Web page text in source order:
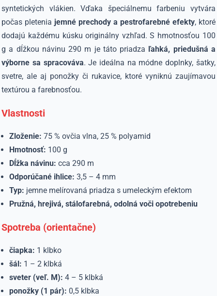
syntetických vlákien. Vďaka špeciálnemu farbeniu vytvára
počas pletenia jemné prechody a pestrofarebné efekty, ktoré
dodajú každému kúsku originálny vzhľad. S hmotnosťou 100
g a dĺžkou návinu 290 m je táto priadza ľahká, priedušná a
výborne sa spracováva. Je ideálna na módne doplnky, šatky,
svetre, ale aj ponožky či rukavice, ktoré vyniknú zaujímavou
textúrou a farebnosťou.
Vlastnosti
Zloženie: 75 % ovčia vlna, 25 % polyamid
Hmotnosť: 100 g
Dĺžka návinu: cca 290 m
Odporúčané ihlice: 3,5 – 4 mm
Typ: jemne melírovaná priadza s umeleckým efektom
Pružná, hrejivá, stálofarebná, odolná voči opotrebeniu
Spotreba (orientačne)
čiapka: 1 klbko
šál: 1 – 2 klbká
sveter (veľ. M): 4 – 5 klbká
ponožky (1 pár): 0,5 klbka